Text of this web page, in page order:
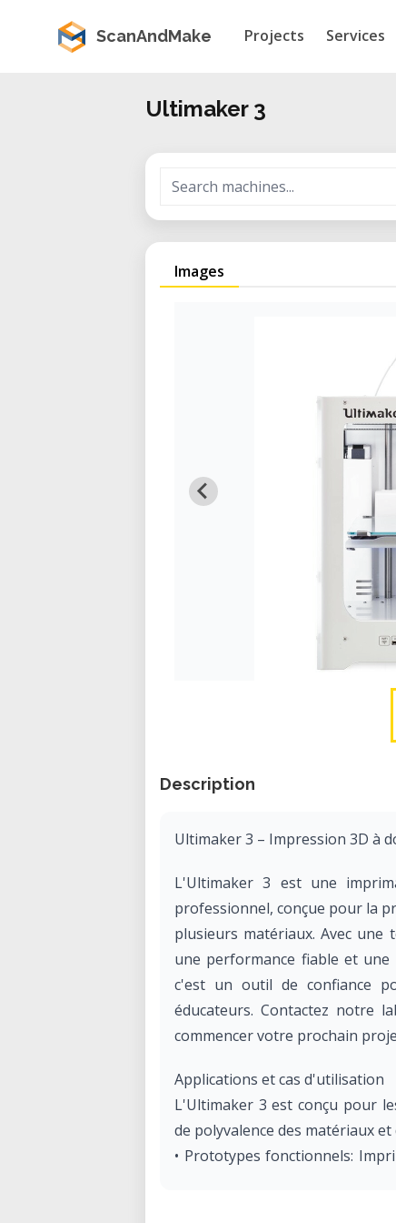
ScanAndMake Projects Services
Ultimaker 3
Images
Description
Ultimaker 3 – Impression 3D à
L'Ultimaker 3 est une
professionnel, conçue pour la
plusieurs matériaux. Avec une
une performance fiable et
c'est un outil de confiance
éducateurs. Contactez notre
commencer votre prochain
Applications et cas d'utilisation
L'Ultimaker 3 est conçu pour
de polyvalence des matériaux
• Prototypes fonctionnels: